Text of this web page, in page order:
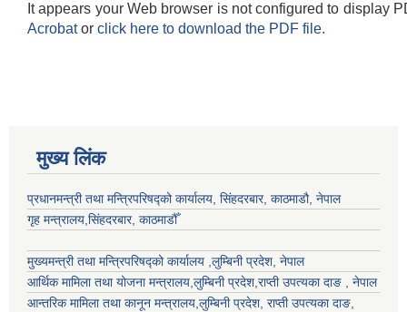
It appears your Web browser is not configured to display
Acrobator click here to download the PDF file.
मुख्य लिंक
प्रधानमन्त्री तथा मन्त्रिपरिषद्को कार्यालय, सिंहदरबार, काठमाडौ, नेपाल
गृह मन्त्रालय,सिंहदरबार, काठमाडौँ
मुख्यमन्त्री तथा मन्त्रिपरिषद्को कार्यालय ,लुम्बिनी प्रदेश, नेपाल
आर्थिक मामिला तथा योजना मन्त्रालय,लुम्बिनी प्रदेश,राप्ती उपत्यका दाङ , नेपाल
आन्तरिक मामिला तथा कानून मन्त्रालय,लुम्बिनी प्रदेश, राप्ती उपत्यका दाङ,